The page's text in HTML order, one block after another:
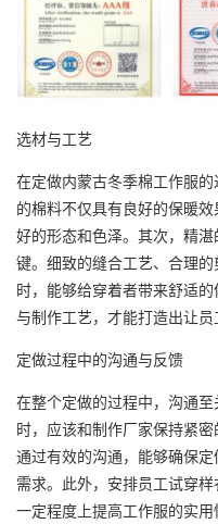
选材与工艺
在定做内蒙古冬季棉工作服
的棉料不仅具有良好的保暖
好的形态和色泽。其次，精
键。细致的缝合工艺、合理
时，能够给穿着者带来舒适
与制作工艺，才能打造出让员
定做过程中的沟通与反馈
在整个定做的过程中，沟通
时，应该和制作厂家保持紧密
通过有效的沟通，能够确保
需求。此外，安排员工试穿
一定程度上提高工作服的实